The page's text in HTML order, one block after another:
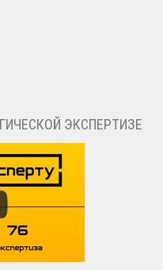
ЭКСПЕРТИЗЕ